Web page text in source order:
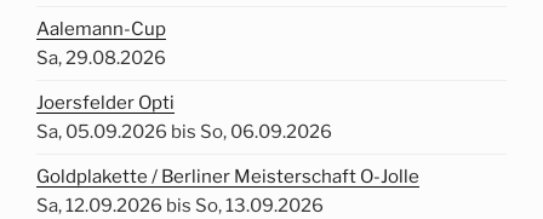
Aalemann-Cup
Sa, 29.08.2026
Joersfelder Opti
Sa, 05.09.2026 bis So, 06.09.2026
Goldplakette / Berliner Meisterschaft O-Jolle
Sa, 12.09.2026 bis So, 13.09.2026